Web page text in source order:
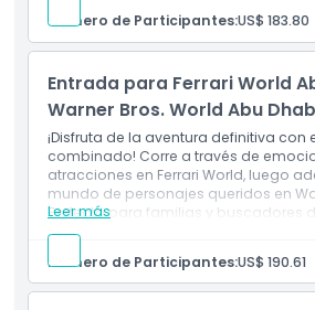
Este boleto otorga la entrada
parques, es decir, Ferrari World,
Warner Bro Abu Dhabi y SeaWorld
utilizarlo dentro de los seis días
posteriores a tu primera visita.
Número de Participantes:US$ 183.80
Entrada para Ferrari World
Warner Bros. World Abu
¡Disfruta de la aventura definitiva con
combinado! Corre a través de
atracciones en Ferrari World, luego
mundo de personajes queridos en
Perfecto para familias y buscadores
Abu Dabi.
Leer más
Entrada de un día a Ferrari World
Bros. World Abu Dabi (Entrada
Número de Participantes:US$ 190.61